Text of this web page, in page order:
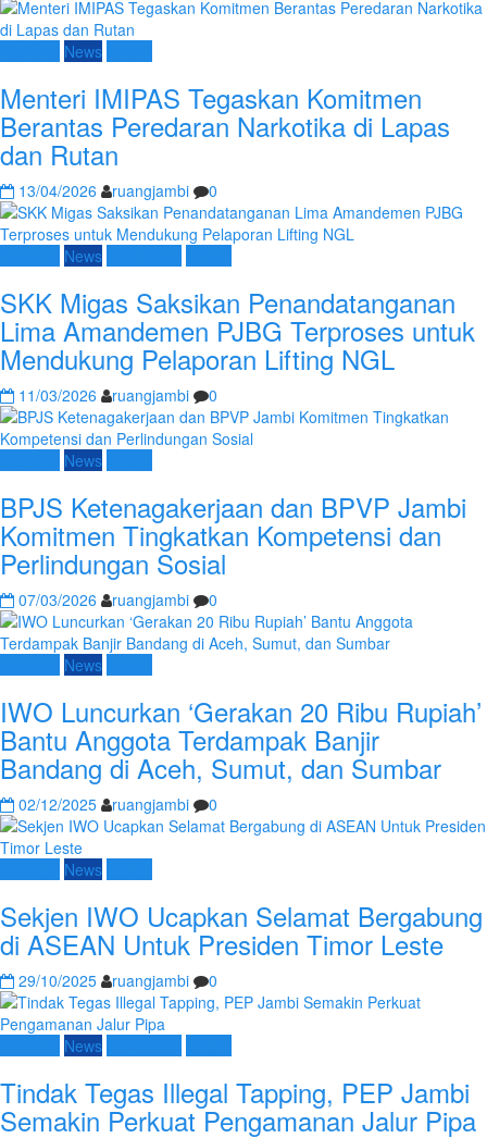
News
Menteri IMIPAS Tegaskan Komitmen
Berantas Peredaran Narkotika di Lapas
dan Rutan
13/04/2026 ruangjambi 0
News
SKK Migas Saksikan Penandatanganan
Lima Amandemen PJBG Terproses untuk
Mendukung Pelaporan Lifting NGL
11/03/2026 ruangjambi 0
News
BPJS Ketenagakerjaan dan BPVP Jambi
Komitmen Tingkatkan Kompetensi dan
Perlindungan Sosial
07/03/2026 ruangjambi 0
News
IWO Luncurkan ‘Gerakan 20 Ribu Rupiah’
Bantu Anggota Terdampak Banjir
Bandang di Aceh, Sumut, dan Sumbar
02/12/2025 ruangjambi 0
News
Sekjen IWO Ucapkan Selamat Bergabung
di ASEAN Untuk Presiden Timor Leste
29/10/2025 ruangjambi 0
News
Tindak Tegas Illegal Tapping, PEP Jambi
Semakin Perkuat Pengamanan Jalur Pipa